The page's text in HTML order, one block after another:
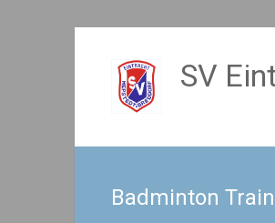
springen
SV
Badminton